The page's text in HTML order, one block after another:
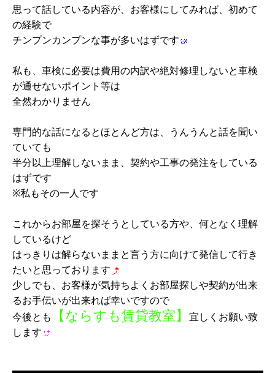
思って話している内容が、お客様にしてみれば、初めて
の経験で
チンプンカンプンな事が多いはずです
私も、車検に必要は費用の内訳や絶対修理しないと車検
が通せないポイント等は
全然わかりません
専門的な話になるとほとんど方は、うんうんと話を聞い
ていても
半分以上理解しないまま、契約や工事の発注をしている
はずです
※私もその一人です
これからお部屋を探そうとしている方や、何となく理解
しているけど
はっきりは解らないままと言う方に向けて発信して行き
たいと思っております
少しでも、お客様が気持ちよくお部屋探しや契約が出来
るお手伝いが出来れば幸いですので
今後とも
【ならすも賃貸教室】
宜しくお願い致
します